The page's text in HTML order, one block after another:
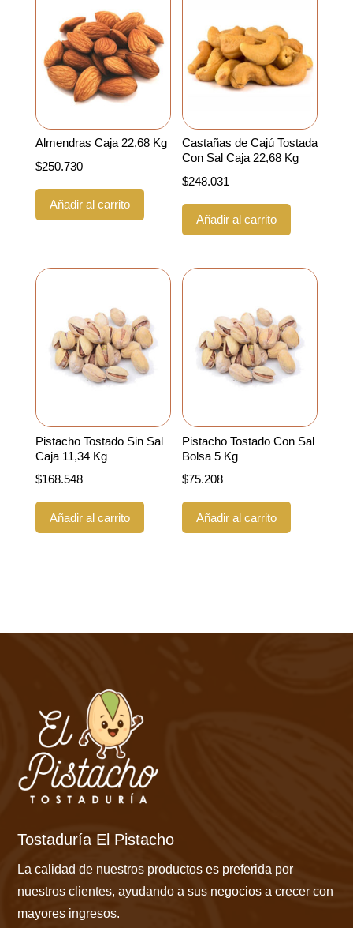
Almendras Caja 22,68 Kg
$250.730
Añadir al carrito
Castañas de Cajú Tostada
Con Sal Caja 22,68 Kg
$248.031
Añadir al carrito
Pistacho Tostado Sin Sal
Caja 11,34 Kg
$168.548
Añadir al carrito
Pistacho Tostado Con Sal
Bolsa 5 Kg
$75.208
Añadir al carrito
Tostaduría El Pistacho
La calidad de nuestros productos es preferida por
nuestros clientes, ayudando a sus negocios a crecer con
mayores ingresos.